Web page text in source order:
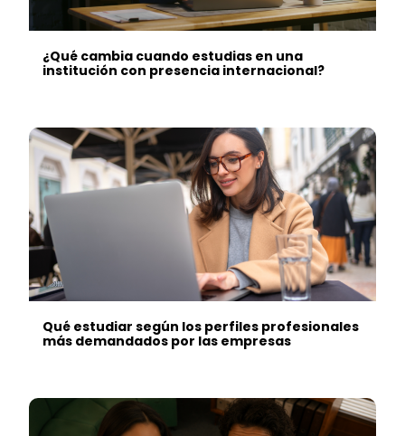
¿Qué cambia cuando estudias en una
institución con presencia internacional?
Qué estudiar según los perfiles profesionales
más demandados por las empresas